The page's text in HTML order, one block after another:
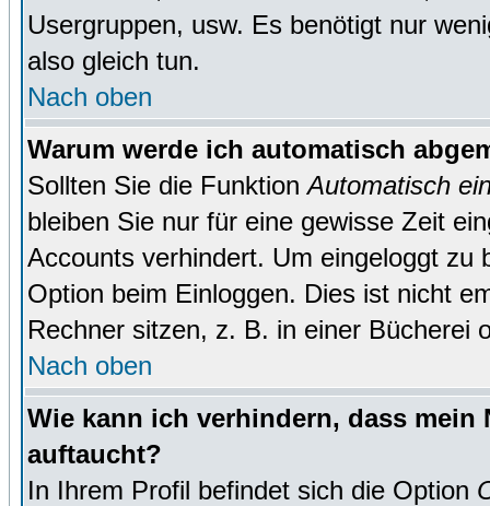
Usergruppen, usw. Es benötigt nur
also gleich tun.
Nach oben
Warum werde ich automatisch
Sollten Sie die FunktionAutomatisch
bleiben Sie nur für eine gewisse Zeit
Accounts verhindert. Um eingeloggt zu
Option beim Einloggen. Dies ist nicht
Rechner sitzen, z. B. in einer Bücherei
Nach oben
Wie kann ich verhindern, dass
auftaucht?
In Ihrem Profil befindet sich die Option